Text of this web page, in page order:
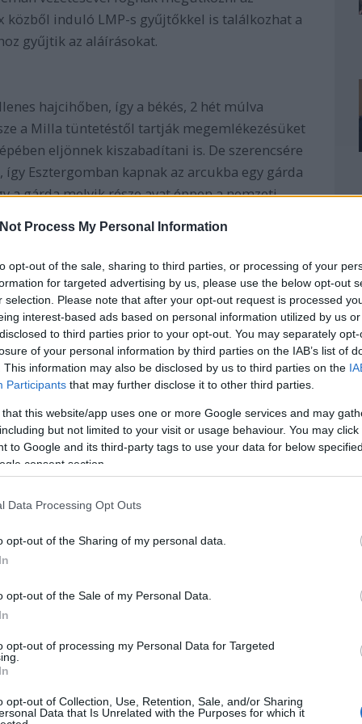
Process My Personal Information
opt-out of the sale, sharing to third parties, or processing of your
for targeted advertising by us, please use the below opt-out
selection. Please note that after your opt-out request is processed
interest-based ads based on personal information utilized by us
to third parties prior to your opt-out. You may separately
of your personal information by third parties on the IAB’s list of
This information may also be disclosed by us to third parties on the
Participants that may further disclose it to other third parties.
that this website/app uses one or more Google services and may
but not limited to your visit or usage behaviour. You may
to Google and its third-party tags to use your data for below
consent section.
Data Processing Opt Outs
opt-out of the Sharing of my personal data.
opt-out of the Sale of my Personal Data.
opt-out of processing my Personal Data for Targeted
opt-out of Collection, Use, Retention, Sale, and/or Sharing
Data that Is Unrelated with the Purposes for which it
közből induló LMP-s gyűjtőkkel is találkozhat a
gyűjtik az aláírásokat.
hajcihőben, így a békés, 2 hét múlva
a Milla tüntetéstől tartják megemlékezésüket
eljönnek kiszabadítani is. De szerencsére
Esztergomban kapnak az arcukba egy gárda
a gárda melyik része avat éppen a nemzeti
politikai és vallási nézetei szerint. Itt csak Bibót
fél, hanem tüntet. Így mi azt kérjük a móka
15-én, legyünk sokan a városban, éljünk
haza lájkolni.
így a Milla tüntetésére megyünk ki. Legyen
a színpadon (és senki nem eszik
a kormány miatt "nem tetszik a rendszer"!
komment